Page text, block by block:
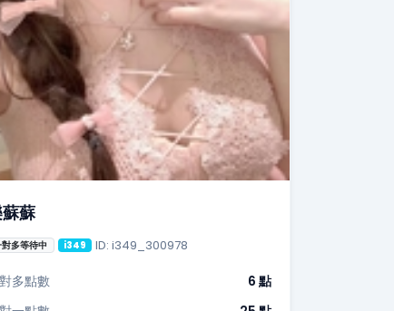
蘇
對多等待中 i349 ID: i349_300978
多點數
6 點